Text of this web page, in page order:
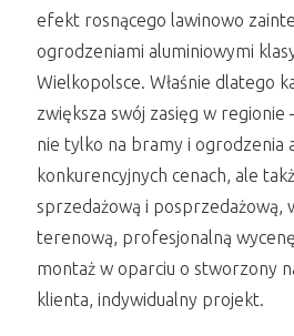
efekt rosnącego lawinowo
ogrodzeniami aluminiowymi
Wielkopolsce. Właśnie dlatego
zwiększa swój zasięg w regionie
nie tylko na bramy i ogrodzenia
konkurencyjnych cenach, ale
sprzedażową i posprzedażową,
terenową, profesjonalną
montaż w oparciu o stworzony
klienta, indywidualny projekt.